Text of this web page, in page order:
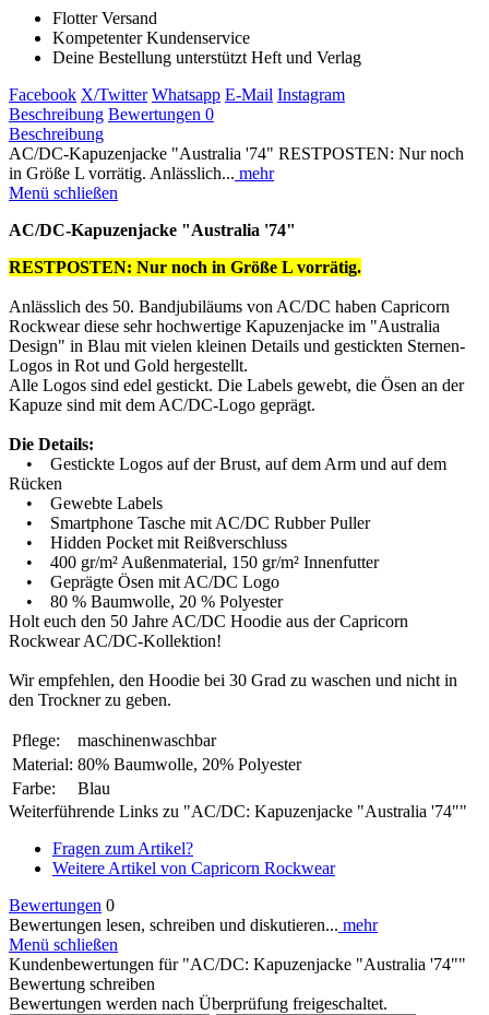
Flotter Versand
Kompetenter Kundenservice
Deine Bestellung unterstützt Heft und Verlag
Facebook X/Twitter Whatsapp E-Mail Instagram
Beschreibung Bewertungen 0
Beschreibung
AC/DC-Kapuzenjacke "Australia '74" RESTPOSTEN: Nur noch
in Größe L vorrätig. Anlässlich... mehr
Menü schließen
AC/DC-Kapuzenjacke "Australia '74"
RESTPOSTEN: Nur noch in Größe L vorrätig.
Anlässlich des 50. Bandjubiläums von AC/DC haben Capricorn
Rockwear diese sehr hochwertige Kapuzenjacke im "Australia
Design" in Blau mit vielen kleinen Details und gestickten Sternen-
Logos in Rot und Gold hergestellt.
Alle Logos sind edel gestickt. Die Labels gewebt, die Ösen an der
Kapuze sind mit dem AC/DC-Logo geprägt.
Die Details:
• Gestickte Logos auf der Brust, auf dem Arm und auf dem
Rücken
• Gewebte Labels
• Smartphone Tasche mit AC/DC Rubber Puller
• Hidden Pocket mit Reißverschluss
• 400 gr/m² Außenmaterial, 150 gr/m² Innenfutter
• Geprägte Ösen mit AC/DC Logo
• 80 % Baumwolle, 20 % Polyester
Holt euch den 50 Jahre AC/DC Hoodie aus der Capricorn
Rockwear AC/DC-Kollektion!
Wir empfehlen, den Hoodie bei 30 Grad zu waschen und nicht in
den Trockner zu geben.
Pflege:
maschinenwaschbar
Material: 80% Baumwolle, 20% Polyester
Farbe:
Blau
Weiterführende Links zu "AC/DC: Kapuzenjacke "Australia '74""
Fragen zum Artikel?
Weitere Artikel von Capricorn Rockwear
Bewertungen 0
Bewertungen lesen, schreiben und diskutieren... mehr
Menü schließen
Kundenbewertungen für "AC/DC: Kapuzenjacke "Australia '74""
Bewertung schreiben
Bewertungen werden nach Überprüfung freigeschaltet.